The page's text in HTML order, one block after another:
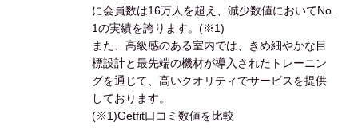
に会員数は16万人を超え、減少数値においてNo.
1の実績を誇ります。(※1)
また、高級感のある室内では、きめ細やかな目
標設計と最先端の機材が導入されたトレーニン
グを通じて、高いクオリティでサービスを提供
しております。
(※1)Getfit口コミ数値を比較